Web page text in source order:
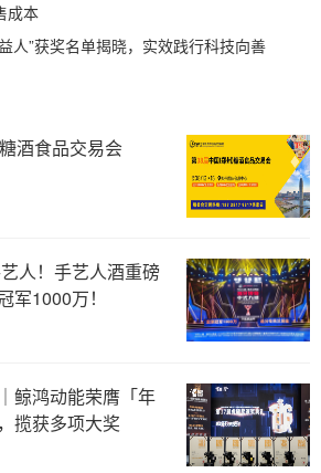
成本
人”获奖名单揭晓，实效践行科技向善
酒食品交易会
人！手艺人酒重磅
军1000万！
鲸鸿动能荣膺「年
揽获多项大奖